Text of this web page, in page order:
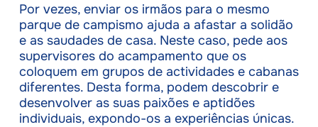
Por vezes, enviar os irmãos para o mesmo
parque de campismo ajuda a afastar a solidão
e as saudades de casa. Neste caso, pede aos
supervisores do acampamento que os
coloquem em grupos de actividades e cabanas
diferentes. Desta forma, podem descobrir e
desenvolver as suas paixões e aptidões
individuais, expondo-os a experiências únicas.